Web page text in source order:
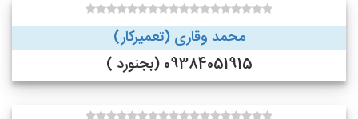
محمد وقاری (تعمیرکار)
09384051915 (بجنورد )